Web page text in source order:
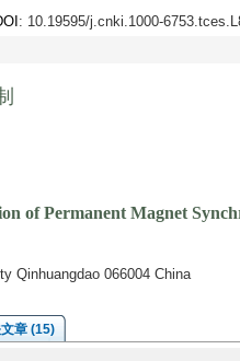
: 10.19595/j.cnki.1000-
of Permanent Magnet
Qinhuangdao 066004 China
章 (15)